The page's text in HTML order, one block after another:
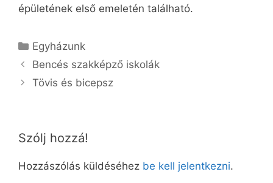
épületének első emeletén található.
Kategória
Egyházunk
Bencés szakképző iskolák
Tövis és bicepsz
Szólj hozzá!
Hozzászólás küldéséhez be kell jelentkezni.